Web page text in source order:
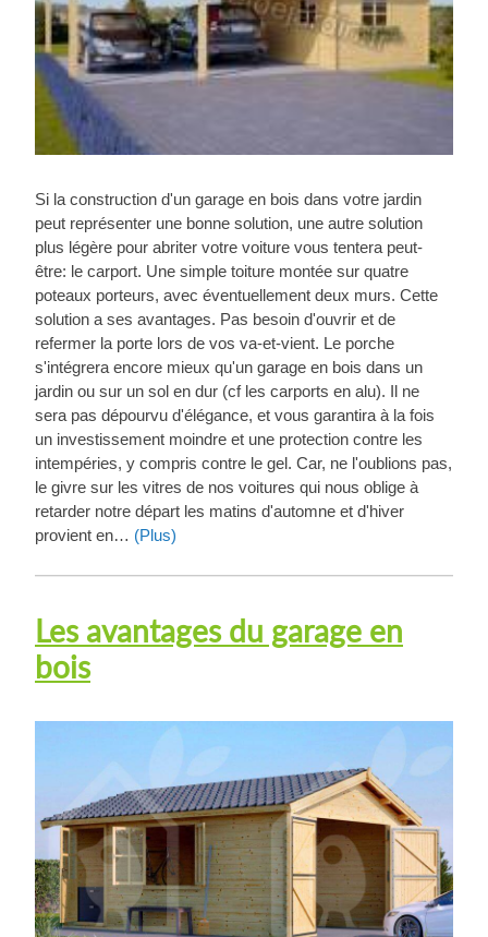
Si la construction d'un garage en bois dans votre jardin
peut représenter une bonne solution, une autre solution
plus légère pour abriter votre voiture vous tentera peut-
être: le carport. Une simple toiture montée sur quatre
poteaux porteurs, avec éventuellement deux murs. Cette
solution a ses avantages. Pas besoin d'ouvrir et de
refermer la porte lors de vos va-et-vient. Le porche
s'intégrera encore mieux qu'un garage en bois dans un
jardin ou sur un sol en dur (cf les carports en alu). Il ne
sera pas dépourvu d'élégance, et vous garantira à la fois
un investissement moindre et une protection contre les
intempéries, y compris contre le gel. Car, ne l'oublions pas,
le givre sur les vitres de nos voitures qui nous oblige à
retarder notre départ les matins d'automne et d'hiver
provient en… (Plus)
Les avantages du garage en
bois